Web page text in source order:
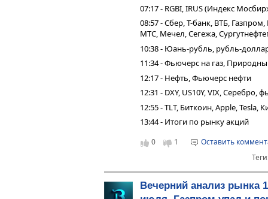
07:17 - RGBI, IRUS (Индекс
08:57 - Сбер, Т-банк, ВТБ,
МТС, Мечел, Сегежа,
10:38 - Юань-рубль, рубль-
11:34 - Фьючерс на газ,
12:17 - Нефть, Фьючерс нефти
12:31 - DXY, US10Y, VIX,
12:55 - TLT, Биткоин, Apple, Tesla,
13:44 - Итоги по рынку акций
0 1
Оставить
Вечерний анализ рынка